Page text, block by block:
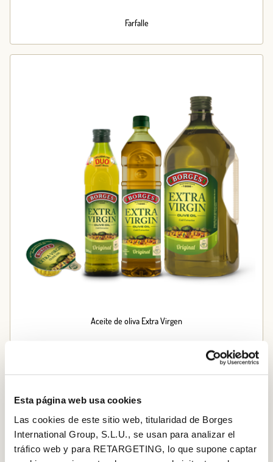
Esta página web usa cookies
Las cookies de este sitio web, titularidad de Borges
International Group, S.L.U., se usan para analizar el
tráfico web y para RETARGETING, lo que supone captar
Farfalle
Aceite de oliva Extra Virgen